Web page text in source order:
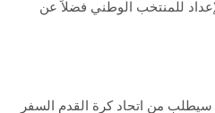
للمنتخب الوطني فضلاً عن
سيطلب من اتحاد كرة القدم السفر